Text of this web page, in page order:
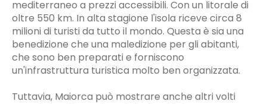
mediterraneo a prezzi accessibili. Con un litorale di
oltre 550 km. In alta stagione l'isola riceve circa 8
milioni di turisti da tutto il mondo. Questa è sia una
benedizione che una maledizione per gli abitanti,
che sono ben preparati e forniscono
un'infrastruttura turistica molto ben organizzata.
Tuttavia, Maiorca può mostrare anche altri volti